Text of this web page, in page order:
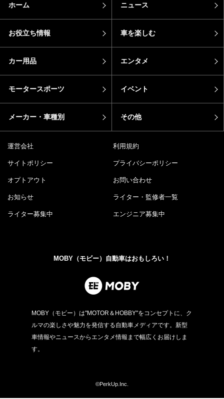
ホーム ニュース
お役立ち情報 車を楽しむ
カー用品 エンタメ
モータースポーツ イベント
メーカー・車種別 その他
運営会社 利用規約
サイトポリシー プライバシーポリシー
オプトアウト お問い合わせ
お知らせ ライター・監修者一覧
ライター募集中 エンジニア募集中
MOBY（モビー）自動車はおもしろい！
MOBY（モビー）は"MOTOR＆HOBBY"をコンセプトに、ク
ルマの楽しさや魅力を発信する自動車メディアです。新型
車情報やニュースからエンタメ情報まで幅広くお届けしま
す。
©PerkUp.Inc.